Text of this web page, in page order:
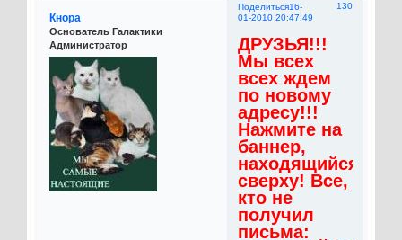
Поделиться 130
16-
01-2010 20:47:49
Кнора
Основатель Галактики
Администратор
ДРУЗЬЯ!!!
Мы всех
всех ждем
по новому
адресу!!!
Нажмите на
баннер,
находящийся
сверху! Все,
кто не
получил
письма: